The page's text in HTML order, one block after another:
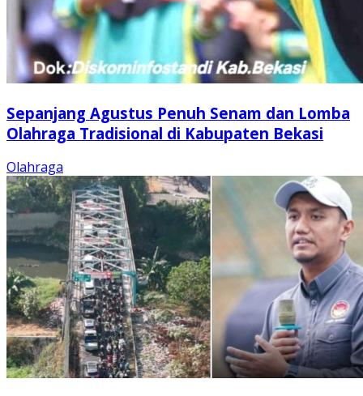
Sepanjang Agustus Penuh Senam dan Lomba
Olahraga Tradisional di Kabupaten Bekasi
Olahraga